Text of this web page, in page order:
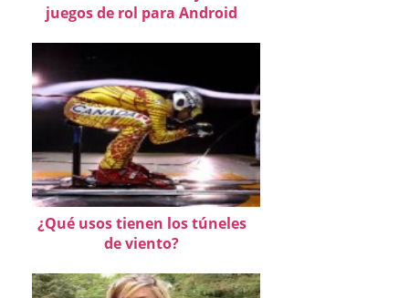
juegos de rol para Android
¿Qué usos tienen los túneles
de viento?